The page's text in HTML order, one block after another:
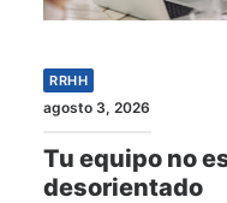
RRHH
agosto 3, 2026
Tu equipo no
desorientado